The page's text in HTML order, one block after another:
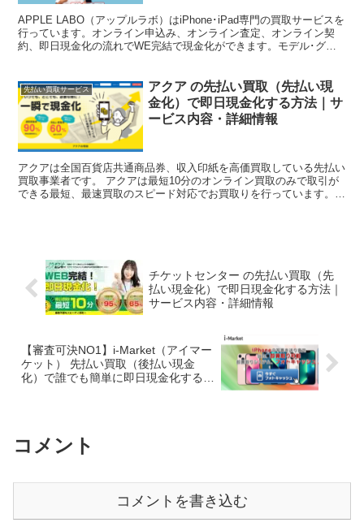
APPLE LABO（アップルラボ）はiPhone･iPad専門の買取サービスを
行っています。オンライン申込み、オンライン査定、オンライン契
約、即日現金化の流れでWE完結で現金化ができます。モデル･グレ
先払い買取サービス
アクア の先払い買取（先払い現
金化）で即日現金化する方法｜サ
ービス内容・詳細情報
アクアは全国百貨店共通商品券、収入印紙を高価買取している先払い
買取事業者です。 アクアは最短10分のオンライン買取のみで取引が
できる最短、最速買取のスピード対応でお買取りを行っています。
チケットセンター の先払い買取（先
払い現金化）で即日現金化する方法｜
サービス内容・詳細情報
【審査可決NO1】i-Market（アイマー
ケット） 先払い買取（後払い現金
化）で誰でも簡単に即日現金化する方
コメント
コメントを書き込む